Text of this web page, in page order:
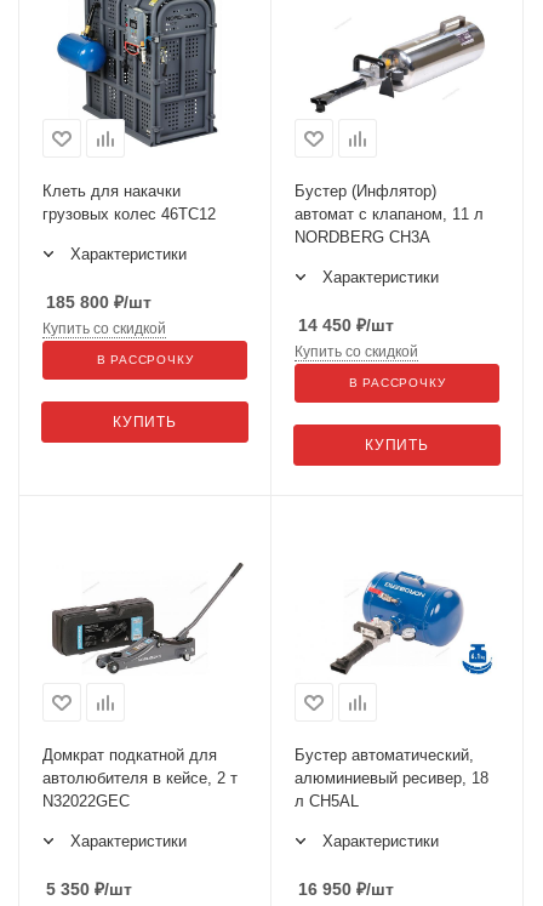
Клеть для накачки
грузовых колес 46TC12
Характеристики
185 800 ₽/шт
КУПИТЬ
Купить со скидкой
В РАССРОЧКУ
Бустер (Инфлятор)
автомат с клапаном, 11 л
NORDBERG CH3A
Характеристики
14 450 ₽/шт
КУПИТЬ
Купить со скидкой
В РАССРОЧКУ
Домкрат подкатной для
автолюбителя в кейсе, 2 т
N32022GEC
Характеристики
5 350 ₽/шт
Бустер автоматический,
алюминиевый ресивер, 18
л CH5AL
Характеристики
16 950 ₽/шт